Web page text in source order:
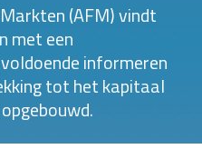
(AFM) vindt
met een
informeren
tot het kapitaal